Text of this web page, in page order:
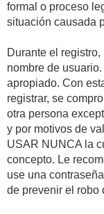
formal o proceso
situación causada
Durante el
nombre de
apropiado. Con
registrar, se
otra persona
y por motivos de
USAR NUNCA la
concepto. Le
use una
de prevenir el robo